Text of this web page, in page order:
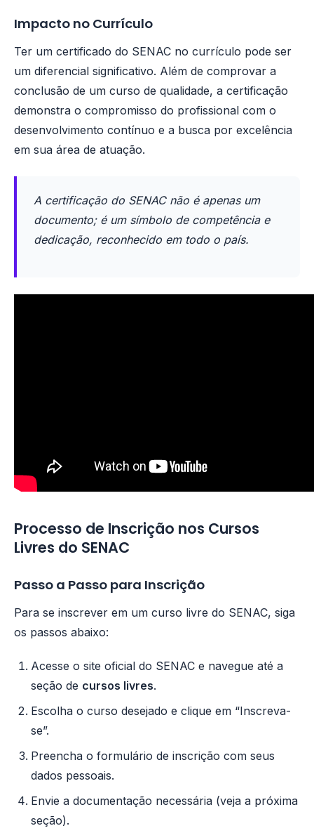
Impacto no Currículo
Ter um certificado do SENAC no currículo pode ser
um diferencial significativo. Além de comprovar a
conclusão de um curso de qualidade, a certificação
demonstra o compromisso do profissional com o
desenvolvimento contínuo e a busca por excelência
em sua área de atuação.
A certificação do SENAC não é apenas um
documento; é um símbolo de competência e
dedicação, reconhecido em todo o país.
Processo de Inscrição nos Cursos
Livres do SENAC
Passo a Passo para Inscrição
Para se inscrever em um curso livre do SENAC, siga
os passos abaixo:
Acesse o site oficial do SENAC e navegue até a
seção de cursos livres.
Escolha o curso desejado e clique em “Inscreva-
se”.
Preencha o formulário de inscrição com seus
dados pessoais.
Envie a documentação necessária (veja a próxima
seção).